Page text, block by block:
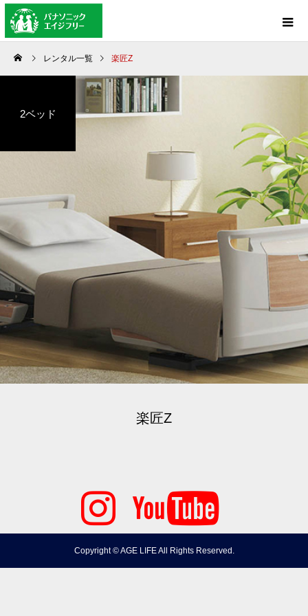
レンタル一覧 楽匠Z
2ベッド
楽匠Z
Copyright © AGE LIFE All Rights Reserved.